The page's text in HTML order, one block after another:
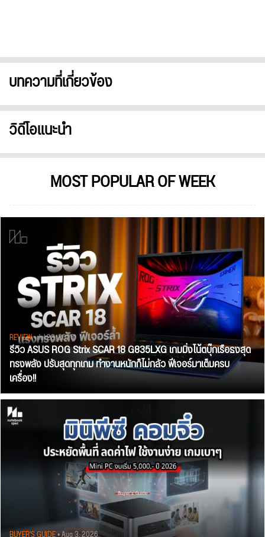
บทความที่เกี่ยวข้อง
วิดีโอแนะนำ
MOST POPULAR OF WEEK
REVIEW• Jul 28, 2026
รีวิว ASUS ROG Strix SCAR 18 G835LXG เกมมิ่งโน้ตบุ๊กเรือธงสุด
ทรงพลัง ปรับสุดทุกเกม ทำงานหนักก็ไม่กลัว ฟีเจอร์มาเต็มครบ
เครื่อง!!